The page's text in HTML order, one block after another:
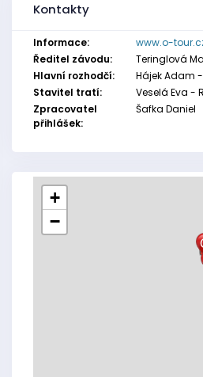
Kontakty
Informace: www.o-
Ředitel závodu:
Teringlová
Hlavní rozhodčí:
Hájek Adam -
Stavitel tratí:
Veselá Eva -
Zpracovatel
přihlášek:
Šafka Daniel
+
−